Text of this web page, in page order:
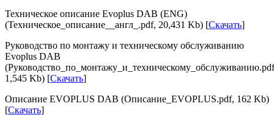
Техническое описание Evoplus DAB (ENG)
(Техническое_описание__англ_.pdf, 20,431 Kb) [Скачать]
Руководство по монтажу и техническому обслуживанию
Evoplus DAB
1,545 Kb) [Скачать]
Описание EVOPLUS DAB (Описание_EVOPLUS.pdf, 162 Kb)
[Скачать]